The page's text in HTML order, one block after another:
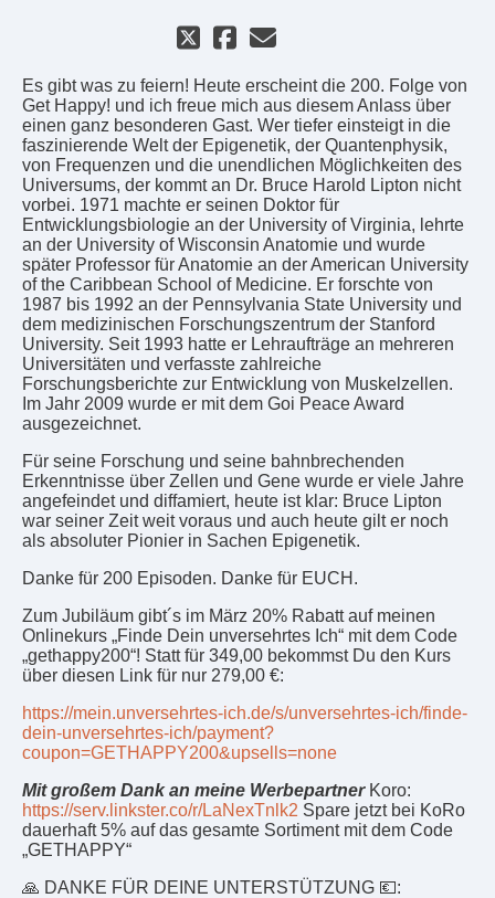
Es gibt was zu feiern! Heute erscheint die 200. Folge von
Get Happy! und ich freue mich aus diesem Anlass über
einen ganz besonderen Gast. Wer tiefer einsteigt in die
faszinierende Welt der Epigenetik, der Quantenphysik,
von Frequenzen und die unendlichen Möglichkeiten des
Universums, der kommt an Dr. Bruce Harold Lipton nicht
vorbei. 1971 machte er seinen Doktor für
Entwicklungsbiologie an der University of Virginia, lehrte
an der University of Wisconsin Anatomie und wurde
später Professor für Anatomie an der American University
of the Caribbean School of Medicine. Er forschte von
1987 bis 1992 an der Pennsylvania State University und
dem medizinischen Forschungszentrum der Stanford
University. Seit 1993 hatte er Lehraufträge an mehreren
Universitäten und verfasste zahlreiche
Forschungsberichte zur Entwicklung von Muskelzellen.
Im Jahr 2009 wurde er mit dem Goi Peace Award
ausgezeichnet.
Für seine Forschung und seine bahnbrechenden
Erkenntnisse über Zellen und Gene wurde er viele Jahre
angefeindet und diffamiert, heute ist klar: Bruce Lipton
war seiner Zeit weit voraus und auch heute gilt er noch
als absoluter Pionier in Sachen Epigenetik.
Danke für 200 Episoden. Danke für EUCH.
Zum Jubiläum gibt´s im März 20% Rabatt auf meinen
Onlinekurs „Finde Dein unversehrtes Ich“ mit dem Code
„gethappy200“! Statt für 349,00 bekommst Du den Kurs
über diesen Link für nur 279,00 €:
https://mein.unversehrtes-ich.de/s/unversehrtes-ich/finde-
dein-unversehrtes-ich/payment?
coupon=GETHAPPY200&upsells=none
Mit großem Dank an meine WerbepartnerKoro:
https://serv.linkster.co/r/LaNexTnlk2 Spare jetzt bei KoRo
dauerhaft 5% auf das gesamte Sortiment mit dem Code
„GETHAPPY“
🙏 DANKE FÜR DEINE UNTERSTÜTZUNG 💶: